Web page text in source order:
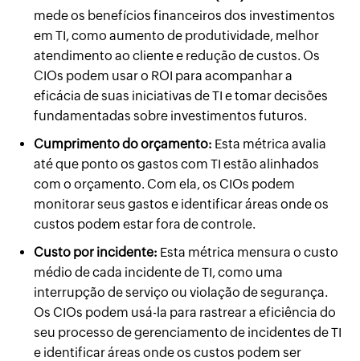
mede os benefícios financeiros dos investimentos
em TI, como aumento de produtividade, melhor
atendimento ao cliente e redução de custos. Os
CIOs podem usar o ROI para acompanhar a
eficácia de suas iniciativas de TI e tomar decisões
fundamentadas sobre investimentos futuros.
Cumprimento do orçamento: Esta métrica avalia
até que ponto os gastos com TI estão alinhados
com o orçamento. Com ela, os CIOs podem
monitorar seus gastos e identificar áreas onde os
custos podem estar fora de controle.
Custo por incidente: Esta métrica mensura o custo
médio de cada incidente de TI, como uma
interrupção de serviço ou violação de segurança.
Os CIOs podem usá-la para rastrear a eficiência do
seu processo de gerenciamento de incidentes de TI
e identificar áreas onde os custos podem ser